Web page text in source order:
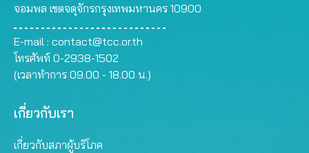
จอมพล เขตจตุจักรกรุงเทพมหานคร 10900
E-mail : contact@tcc.or.th
โทรศัพท์ 0-2938-1502
(เวลาทำการ 09.00 - 18.00 น.)
เกี่ยวกับเรา
เกี่ยวกับสภาผู้บริโภค